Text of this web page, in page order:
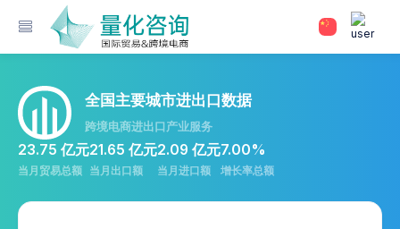
全国主要城市进出口数据
跨境电商进出口产业服务
23.75 亿元
当月贸易总额
21.65 亿元
当月出口额
2.09 亿元
当月进口额
7.00%
增长率总额